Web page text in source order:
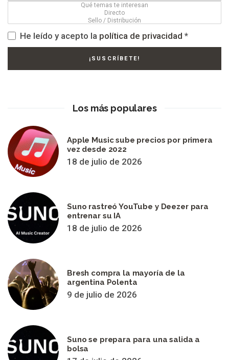
He leído y acepto la política de privacidad *
Los más populares
Apple Music sube precios por primera
vez desde 2022
18 de julio de 2026
Suno rastreó YouTube y Deezer para
entrenar su IA
18 de julio de 2026
Bresh compra la mayoría de la
argentina Polenta
9 de julio de 2026
Suno se prepara para una salida a
bolsa